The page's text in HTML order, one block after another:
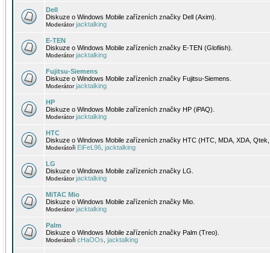
Dell
Diskuze o Windows Mobile zařízeních značky Dell (Axim).
Moderátorjacktalking
E-TEN
Diskuze o Windows Mobile zařízeních značky E-TEN (Glofiish).
Moderátorjacktalking
Fujitsu-Siemens
Diskuze o Windows Mobile zařízeních značky Fujitsu-Siemens.
Moderátorjacktalking
HP
Diskuze o Windows Mobile zařízeních značky HP (iPAQ).
Moderátorjacktalking
HTC
Diskuze o Windows Mobile zařízeních značky HTC (HTC, MDA, XDA,
Moderátoři EiFeL96 jacktalking
LG
Diskuze o Windows Mobile zařízeních značky LG.
Moderátorjacktalking
MiTAC Mio
Diskuze o Windows Mobile zařízeních značky Mio.
Moderátorjacktalking
Palm
Diskuze o Windows Mobile zařízeních značky Palm (Treo).
Moderátoři cHaOOs jacktalking